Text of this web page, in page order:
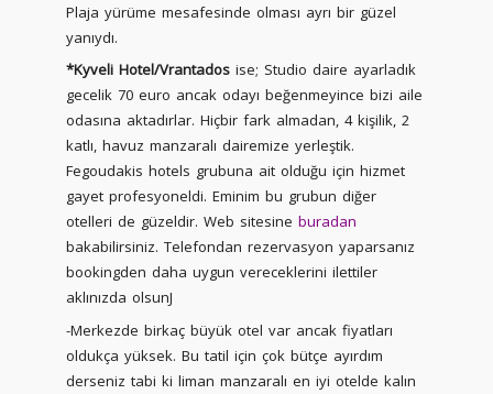
Plaja yürüme mesafesinde olması ayrı bir güzel
yanıydı.
*Kyveli Hotel/Vrantados ise; Studio daire ayarladık
gecelik 70 euro ancak odayı beğenmeyince bizi aile
odasına aktadırlar. Hiçbir fark almadan, 4 kişilik, 2
katlı, havuz manzaralı dairemize yerleştik.
Fegoudakis hotels grubuna ait olduğu için hizmet
gayet profesyoneldi. Eminim bu grubun diğer
otelleri de güzeldir. Web sitesine buradan
bakabilirsiniz. Telefondan rezervasyon yaparsanız
bookingden daha uygun vereceklerini ilettiler
aklınızda olsunJ
-Merkezde birkaç büyük otel var ancak fiyatları
oldukça yüksek. Bu tatil için çok bütçe ayırdım
derseniz tabi ki liman manzaralı en iyi otelde kalın